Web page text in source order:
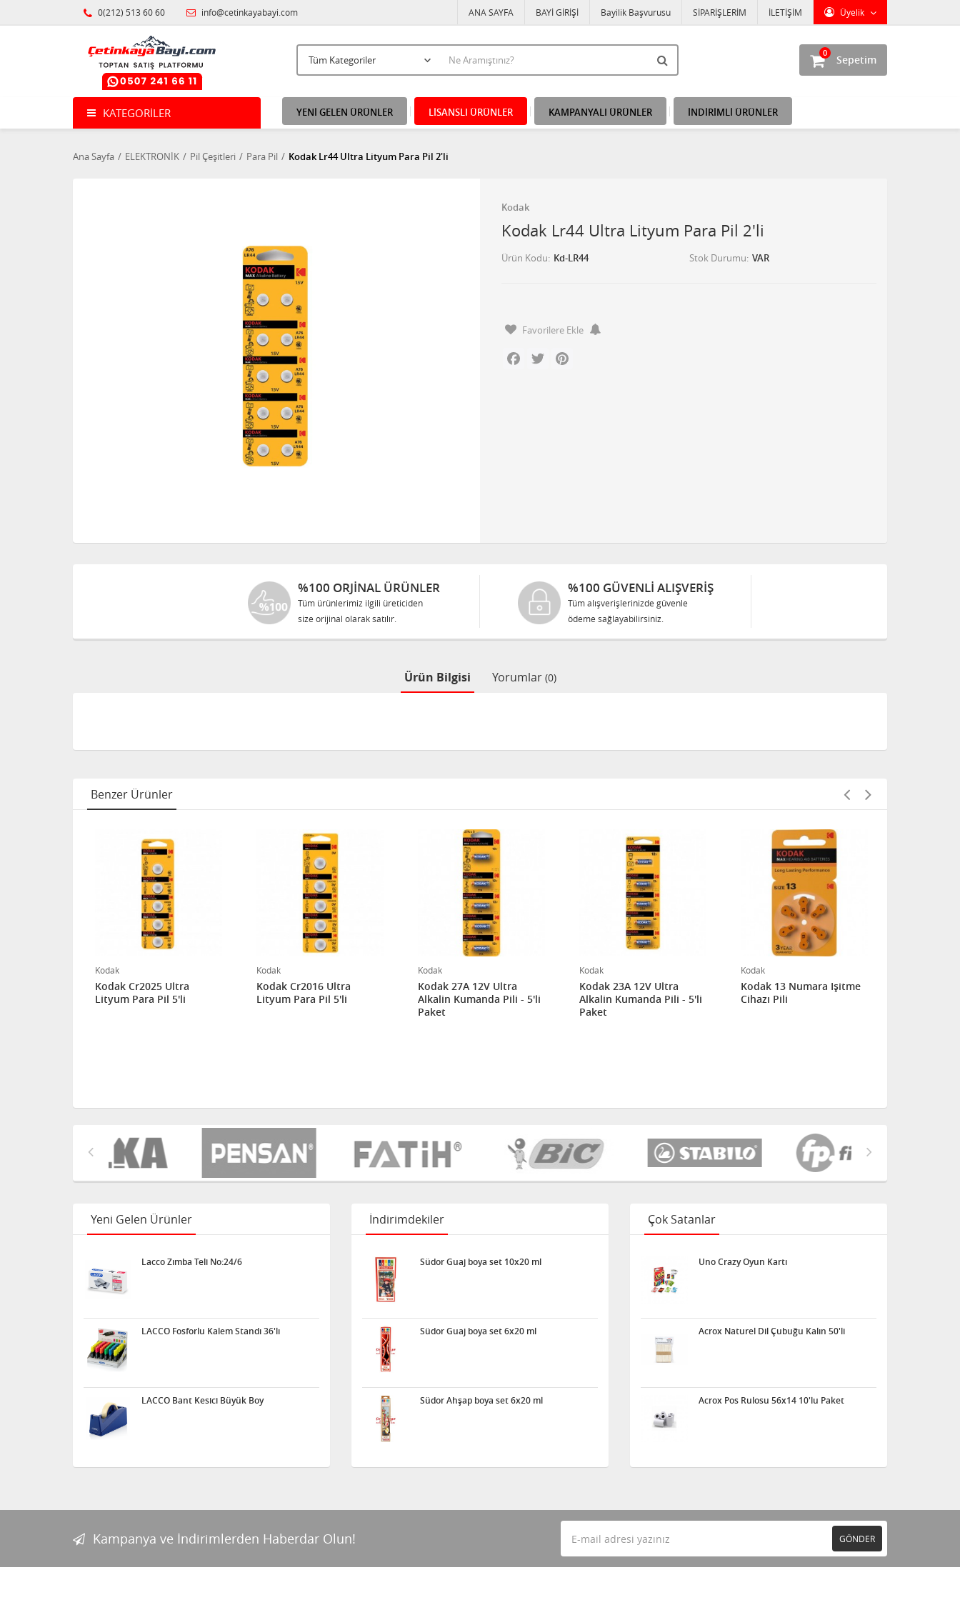
0(212) 513 60 60 info@cetinkayabayi.com Üyelik
ANA SAYFA BAYİ GİRİŞİ Bayilik Başvurusu SİPARİŞLERİM İLETİŞİM
Sepetim
0
KATEGORILER YENİ GELEN ÜRÜNLER LİSANSLI ÜRÜNLER KAMPANYALI ÜRÜNLER İNDİRİMLİ ÜRÜNLER
Ana Sayfa ELEKTRONİK Pil Çeşitleri Para Pil Kodak Lr44 Ultra Lityum Para Pil 2'li
Kodak
Kodak Lr44 Ultra Lityum Para Pil 2'li
Ürün Kodu Kd-LR44 Stok Durumu VAR
Favorilere Ekle
Facebook
Twitter
%100 ORJINAL ÜRÜNLER
Tüm ürünlerimiz ilgili üreticiden
size orijinal olarak satılır.
%100 GÜVENLİ ALIŞVERİŞ
Tüm alışverişlerinizde güvenle
ödeme sağlayabilirsiniz.
Ürün Bilgisi Yorumlar (0)
Benzer Ürünler
Kodak
Kodak Cr2025 Ultra
Lityum Para Pil 5'li
Kodak
Kodak Cr2016 Ultra
Lityum Para Pil 5'li
Kodak
Kodak 27A 12V Ultra
Alkalin Kumanda Pili - 5'li
Paket
Kodak
Kodak 23A 12V Ultra
Alkalin Kumanda Pili - 5'li
Paket
Kodak
Kodak 13 Numara Işitme
Cihazı Pili
Yeni Gelen Ürünler
Lacco Zımba Teli No:24/6
LACCO Fosforlu Kalem Standı 36'lı
LACCO Bant Kesici Büyük Boy
İndirimdekiler
Südor Guaj boya set 10x20 ml
Südor Guaj boya set 6x20 ml
Südor Ahşap boya set 6x20 ml
Çok Satanlar
Uno Crazy Oyun Kartı
Acrox Naturel Dil Çubuğu Kalın 50'li
Acrox Pos Rulosu 56x14 10'lu Paket
Kampanya ve İndirimlerden Haberdar Olun! GÖNDER